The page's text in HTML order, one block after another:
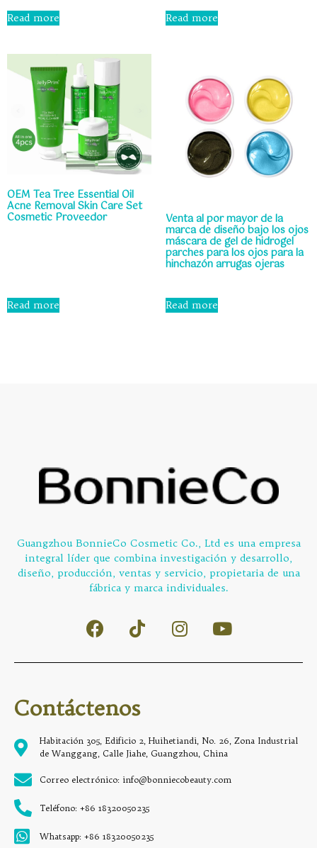
5
Read more
0
out
Read more
OEM Tea Tree Essential Oil
Acne Removal Skin Care Set
Cosmetic Proveedor
Read more
Venta al por mayor de la
marca de diseño bajo los ojos
máscara de gel de hidrogel
parches para los ojos para la
hinchazón arrugas ojeras
0
out
Read more
Guangzhou BonnieCo Cosmetic Co., Ltd es una empresa
integral líder que combina investigación y desarrollo,
diseño, producción, ventas y servicio, propietaria de una
fábrica y marca individuales.
Contáctenos
Habitación 305, Edificio 2, Huihetiandi, No. 26, Zona Industrial
de Wanggang, Calle Jiahe, Guangzhou, China
Correo electrónico: info@bonniecobeauty.com
Teléfono: +86 18320050235
Whatsapp: +86 18320050235